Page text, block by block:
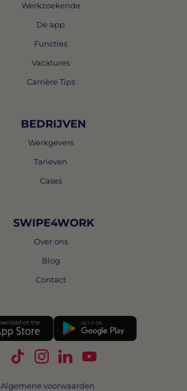
Werkzoekende
De app
Functies
Vacatures
Carrière Tips
BEDRIJVEN
Werkgevers
Tarieven
Cases
SWIPE4WORK
Over ons
Blog
Contact
Volg Swipe4Work op TikTok
Volg Swipe4Work op
Volg Swipe4Work op
Volg Swipe4Work
Algemene voorwaarden